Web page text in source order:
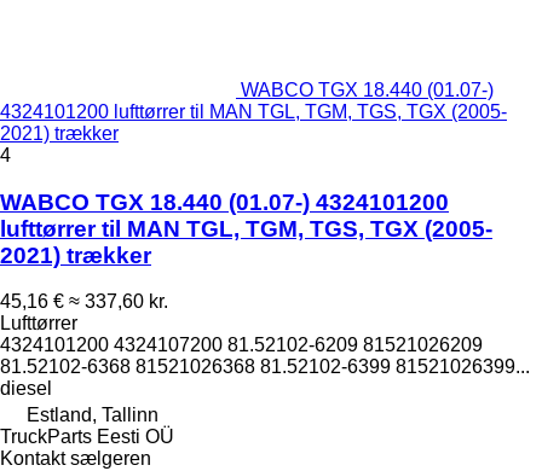
WABCO TGX 18.440 (01.07-)
4324101200 lufttørrer til MAN TGL, TGM, TGS, TGX (2005-
2021) trækker
4
WABCO TGX 18.440 (01.07-) 4324101200
lufttørrer til MAN TGL, TGM, TGS, TGX (2005-
2021) trækker
45,16 € ≈ 337,60 kr.
Lufttørrer
4324101200 4324107200 81.52102-6209 81521026209
81.52102-6368 81521026368 81.52102-6399 81521026399...
diesel
Estland, Tallinn
TruckParts Eesti OÜ
Kontakt sælgeren